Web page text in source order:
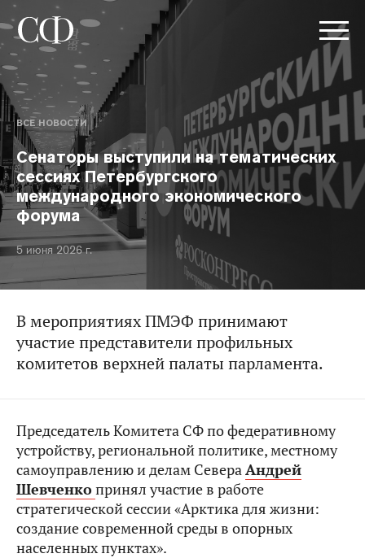
ВСЕ НОВОСТИ
Сенаторы выступили на тематических
сессиях Петербургского
международного экономического
форума
5 июня 2026 г.
В мероприятиях ПМЭФ принимают
участие представители профильных
комитетов верхней палаты парламента.
Председатель Комитета СФ по федеративному
устройству, региональной политике, местному
самоуправлению и делам СевераАндрей
Шевченкопринял участие в работе
стратегической сессии «Арктика для жизни:
создание современной среды в опорных
населенных пунктах».